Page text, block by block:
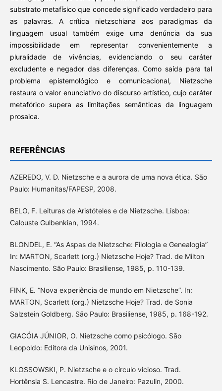
substrato metafísico que concede significado verdadeiro para
as palavras. A crítica nietzschiana aos paradigmas da
linguagem usual também exige uma denúncia da sua
impossibilidade em representar convenientemente a
pluralidade de vivências, evidenciando o seu caráter
excludente e negador das diferenças. Como saída para tal
problema epistemológico e comunicacional, Nietzsche
restaura o valor enunciativo do discurso artístico, cujo caráter
metafórico supera as limitações semânticas da linguagem
prosaica.
REFERÊNCIAS
AZEREDO, V. D. Nietzsche e a aurora de uma nova ética. São
Paulo: Humanitas/FAPESP, 2008.
BELO, F. Leituras de Aristóteles e de Nietzsche. Lisboa:
Calouste Gulbenkian, 1994.
BLONDEL, E. “As Aspas de Nietzsche: Filologia e Genealogia”
In: MARTON, Scarlett (org.) Nietzsche Hoje? Trad. de Milton
Nascimento. São Paulo: Brasiliense, 1985, p. 110-139.
FINK, E. “Nova experiência de mundo em Nietzsche”. In:
MARTON, Scarlett (org.) Nietzsche Hoje? Trad. de Sonia
Salzstein Goldberg. São Paulo: Brasiliense, 1985, p. 168-192.
GIACÓIA JÚNIOR, O. Nietzsche como psicólogo. São
Leopoldo: Editora da Unisinos, 2001.
KLOSSOWSKI, P. Nietzsche e o círculo vicioso. Trad.
Hortênsia S. Lencastre. Rio de Janeiro: Pazulin, 2000.